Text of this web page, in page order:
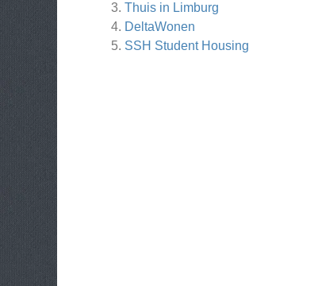
Thuis in Limburg
DeltaWonen
SSH Student Housing